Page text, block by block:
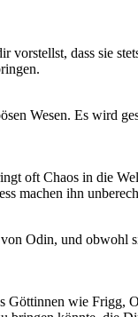
dass sie
Wesen. Es⁤ wird
oft Chaos in die‌
machen ihn
Odin, und ​obwohl
Göttinnen wie